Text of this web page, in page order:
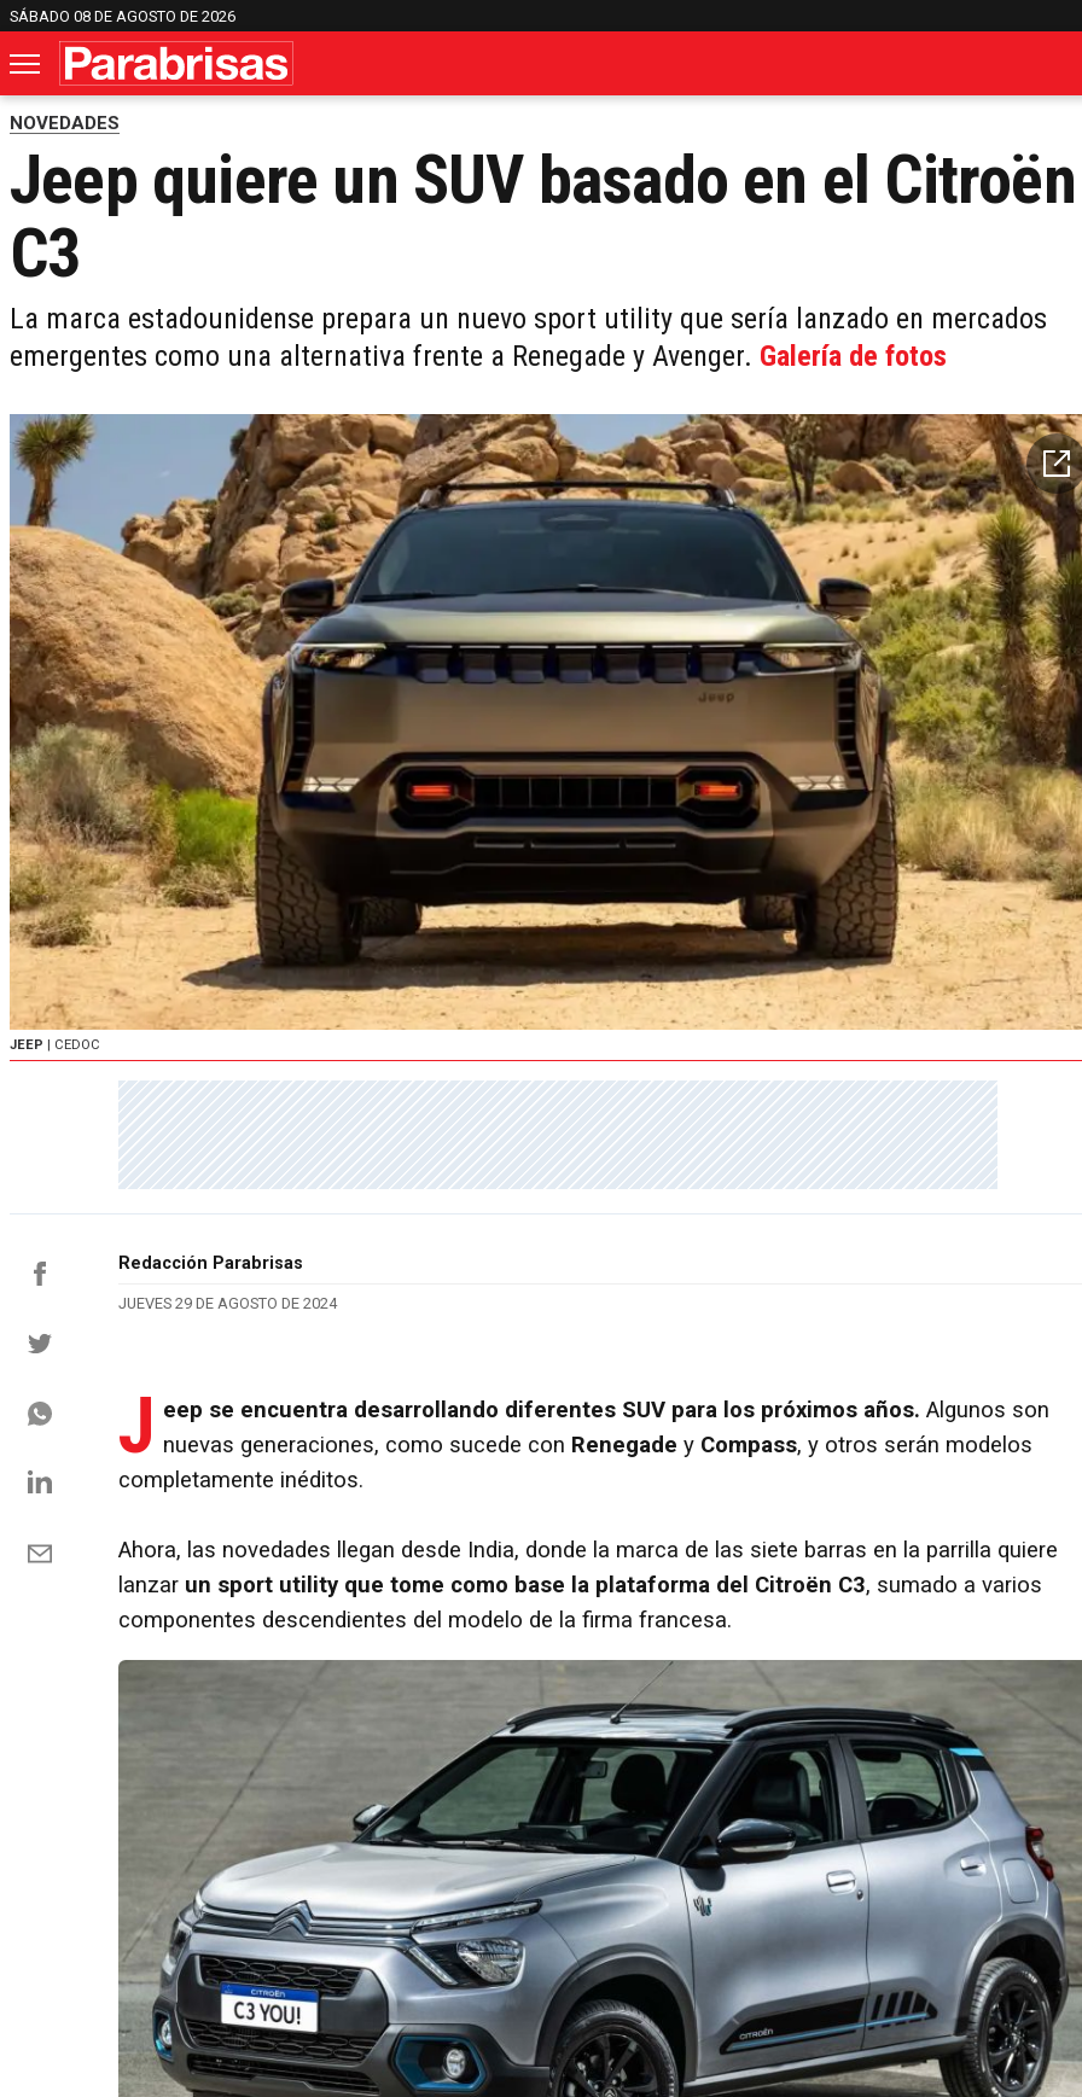
SÁBADO 08 DE AGOSTO DE 2026
NOVEDADES
Jeep quiere un SUV basado en el Citroën
C3
La marca estadounidense prepara un nuevo sport utility que sería lanzado en mercados
emergentes como una alternativa frente a Renegade y Avenger. Galería de fotos
JEEP | CEDOC
Redacción Parabrisas
JUEVES 29 DE AGOSTO DE 2024
J eep se encuentra desarrollando diferentes SUV para los próximos años. Algunos son
nuevas generaciones, como sucede con Renegade y Compass, y otros serán modelos
completamente inéditos.
Ahora, las novedades llegan desde India, donde la marca de las siete barras en la parrilla quiere
lanzar un sport utility que tome como base la plataforma del Citroën C3, sumado a varios
componentes descendientes del modelo de la firma francesa.